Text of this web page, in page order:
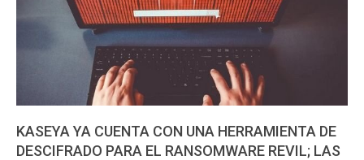
KASEYA YA CUENTA CON UNA HERRAMIENTA DE
DESCIFRADO PARA EL RANSOMWARE REVIL; LAS